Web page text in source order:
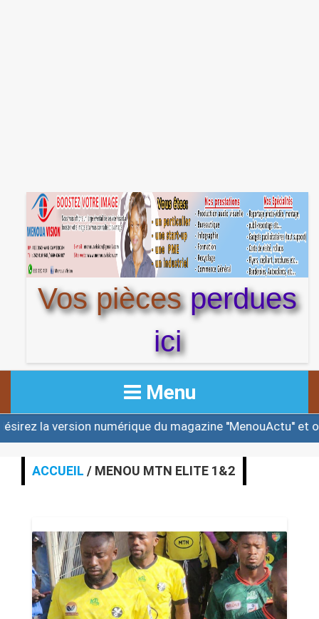
Vos piècesperdues
ici
Menu
ACCUEIL
ACTUALITE
ALERTE
ANNONCE
ART & CULTURE & TRADITION
du magazine ''MenouActu'' et ou une des éditions
ACCUEIL / MENOU MTN ELITE 1&2